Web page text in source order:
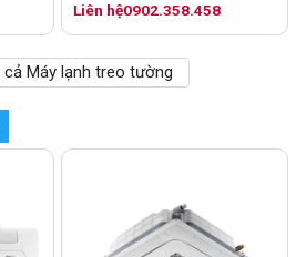
Liên hệ0902.358.458
Máy lạnh treo tường